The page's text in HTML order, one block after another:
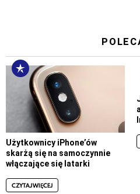
Użytkownicy iPhone’ów
skarżą się na samoczynnie
włączające się latarki
CZYTAJ WIĘCEJ